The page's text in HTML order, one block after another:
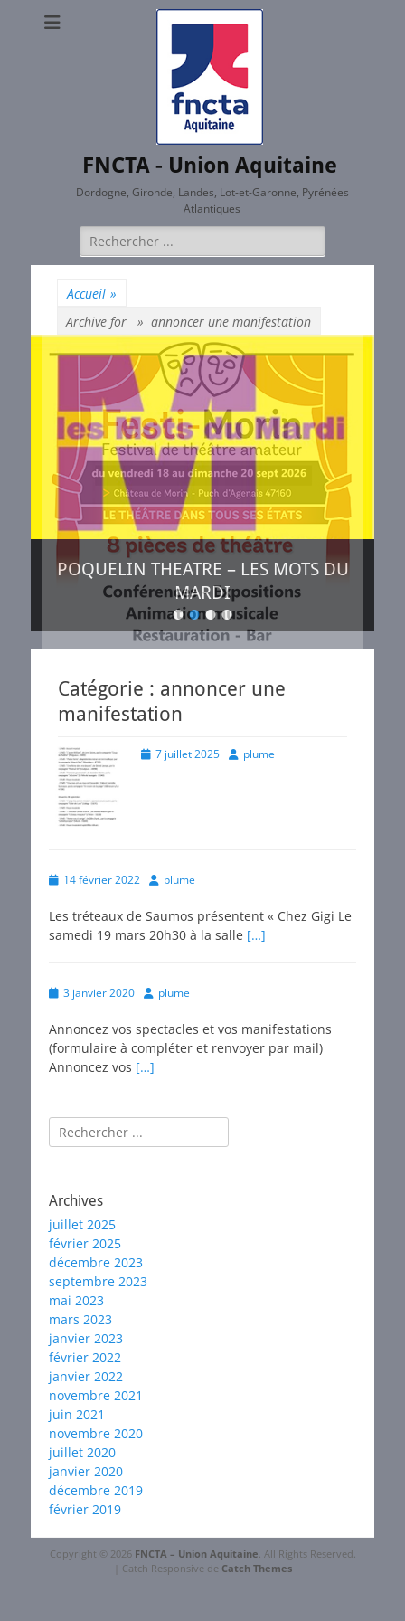
FNCTA - Union Aquitaine
Dordogne, Gironde, Landes, Lot-et-Garonne, Pyrénées
Atlantiques
Rechercher :
Accueil »
Archive for » annoncer une manifestation
••••
2026 appel à candidature
le
plume
POQUELIN THEATRE – LES MOTS DU
MARDI
le
de
Catégorie : annoncer une
manifestation
Posted7 juillet 2025 Author
plume
Posted14 février 2022 Author
plume
Les tréteaux de Saumos présentent « Chez Gigi Le
samedi 19 mars 20h30 à la salle […]
Posted3 janvier 2020 Author
plume
Annoncez vos spectacles et vos manifestations
(formulaire à compléter et renvoyer par mail)
Annoncez vos […]
Rechercher :
Archives
juillet 2025
février 2025
décembre 2023
septembre 2023
mai 2023
mars 2023
janvier 2023
février 2022
janvier 2022
novembre 2021
juin 2021
novembre 2020
juillet 2020
janvier 2020
décembre 2019
février 2019
Copyright © 2026 FNCTA – Union Aquitaine . All Rights Reserved.
| Catch Responsive de Catch Themes